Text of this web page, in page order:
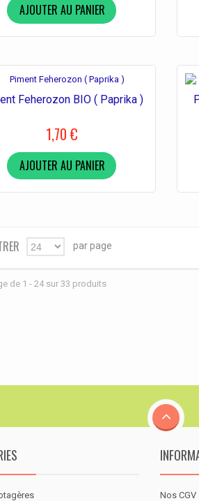
AJOUTER AU PANIER
Feherozon BIO ( Paprika )
1,70 €
AJOUTER AU PANIER
24 par page
de 1 - 24 sur 33 produits
Nos CGV